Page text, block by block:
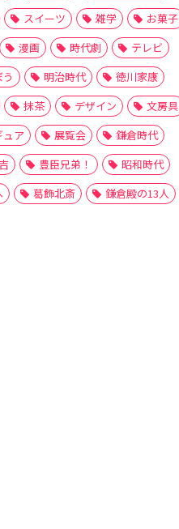
スイーツ 雑学
お菓子
漫画 時代劇
テレビ
明治時代
徳川家康
抹茶 デザイン
文房具
ュア
展覧会
鎌倉時代
豊臣兄弟！
昭和時代
葛飾北斎 鎌倉殿の13人